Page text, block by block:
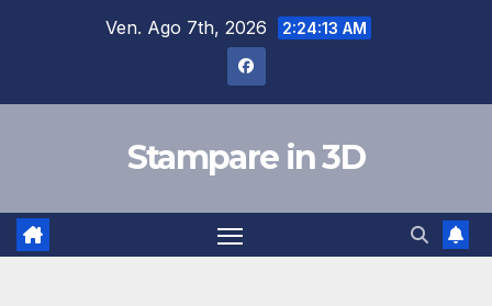
Ven. Ago 7th, 2026 2:24:14 AM
Stampare in 3D